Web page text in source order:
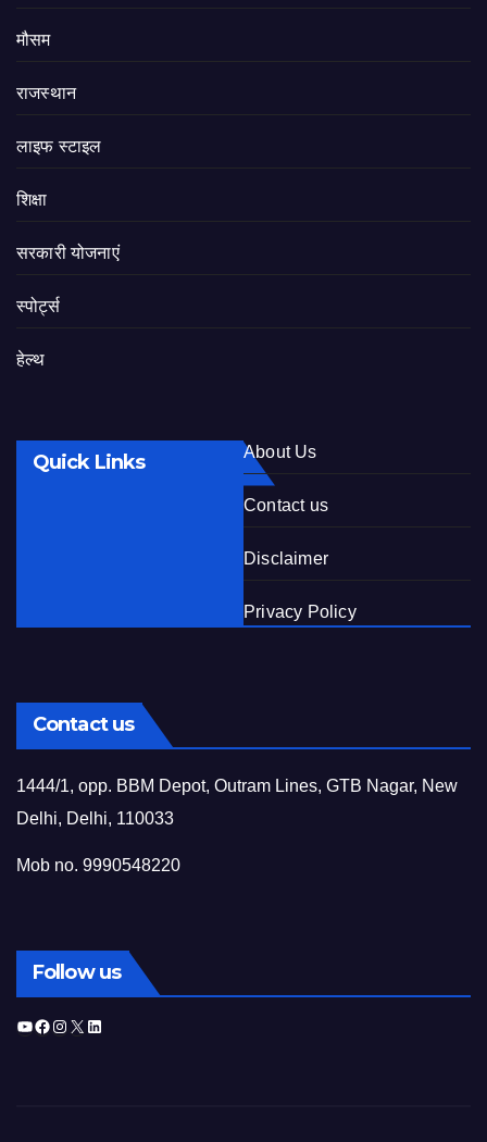
मौसम
राजस्थान
लाइफ स्टाइल
शिक्षा
सरकारी योजनाएं
स्पोर्ट्स
हेल्थ
Quick Links About Us
Contact us
Disclaimer
Privacy Policy
Contact us
1444/1, opp. BBM Depot, Outram Lines, GTB Nagar, New
Delhi, Delhi, 110033
Mob no. 9990548220
Follow us
YouTube
Facebook
Instagram
X LinkedIn